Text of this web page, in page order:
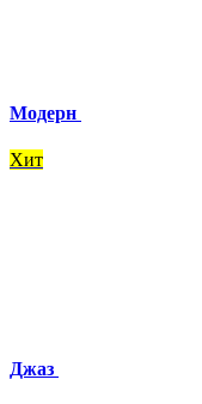
Модерн
Хит
Джаз